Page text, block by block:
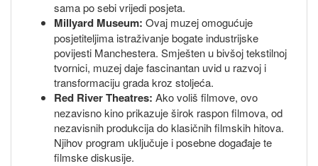
sama po sebi vrijedi posjeta.
Millyard Museum: Ovaj muzej omogućuje
posjetiteljima istraživanje bogate industrijske
povijesti Manchestera. Smješten u bivšoj tekstilnoj
tvornici, muzej daje fascinantan uvid u razvoj i
transformaciju grada kroz stoljeća.
Red River Theatres: Ako voliš filmove, ovo
nezavisno kino prikazuje širok raspon filmova, od
nezavisnih produkcija do klasičnih filmskih hitova.
Njihov program uključuje i posebne događaje te
filmske diskusije.